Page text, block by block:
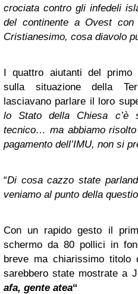
crociata contro gli infedeli
del continente a Ovest
Cristianesimo, cosa diavolo
I quattro aiutanti del primo
sulla situazione della
lasciavano parlare il loro
lo Stato della Chiesa c’è
tecnico… ma abbiamo
pagamento dell’IMU, non si
“Di cosa cazzo state
veniamo al punto della
Con un rapido gesto il
schermo da 80 pollici in
breve ma chiarissimo
sarebbero state mostrate a
afa, gente atea“